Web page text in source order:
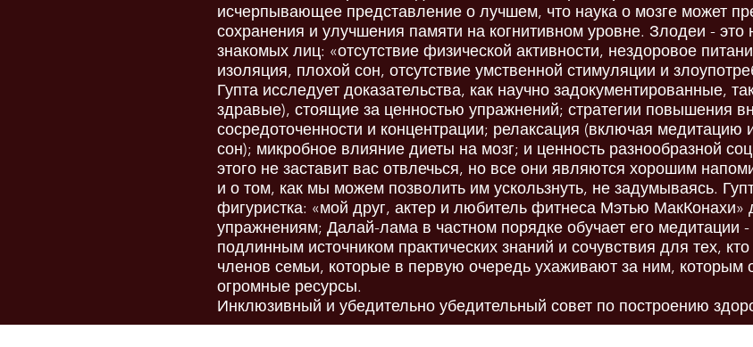
исчерпывающее представление о лучшем, что наука о мозге может
сохранения и улучшения памяти на когнитивном уровне. Злодеи - это
знакомых лиц: «отсутствие физической активности, нездоровое
изоляция, плохой сон, отсутствие умственной стимуляции и
Гупта исследует доказательства, как научно задокументированные,
здравые), стоящие за ценностью упражнений; стратегии повышения
сосредоточенности и концентрации; релаксация (включая
сон); микробное влияние диеты на мозг; и ценность разнообразной
этого не заставит вас отвлечься, но все они являются хорошим
и о том, как мы можем позволить им ускользнуть, не задумываясь.
фигуристка: «мой друг, актер и любитель фитнеса Мэтью МакКонахи»
упражнениям; Далай-лама в частном порядке обучает его медитации -
подлинным источником практических знаний и сочувствия для тех,
членов семьи, которые в первую очередь ухаживают за ним, которым
огромные ресурсы.
Инклюзивный и убедительно убедительный совет по построению